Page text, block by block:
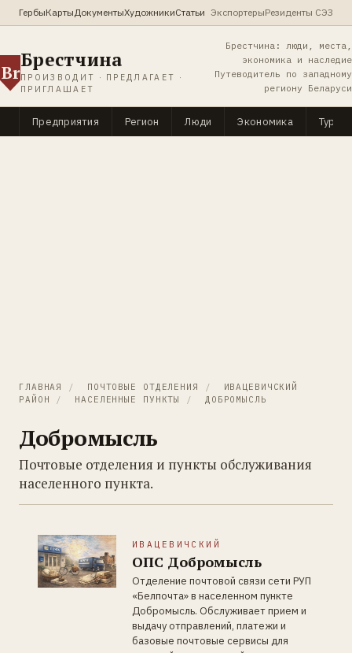
ГербыКартыДокументыХудожникиСтатьи ЭкспортерыРезиденты СЭЗ
Br
Брестчина
ПРОИЗВОДИТ · ПРЕДЛАГАЕТ ·
ПРИГЛАШАЕТ
Брестчина: люди, места,
экономика и наследие
Путеводитель по западному
региону Беларуси
Предприятия Регион Люди Экономика
ГЛАВНАЯ / ПОЧТОВЫЕ ОТДЕЛЕНИЯ /
ИВАЦЕВИЧСКИЙ
РАЙОН
/ НАСЕЛЕННЫЕ ПУНКТЫ / ДОБРОМЫСЛЬ
Добромысль
Почтовые отделения и пункты обслуживания
населенного пункта.
ИВАЦЕВИЧСКИЙ
ОПС Добромысль
Отделение почтовой связи сети РУП
«Белпочта» в населенном пункте
Добромысль. Обслуживает прием и
выдачу отправлений, платежи и
базовые почтовые сервисы для